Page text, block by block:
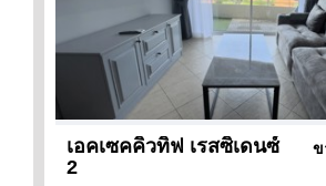
เอคเซคคิวทิฟ เรสซิเดนซ์
2
ข